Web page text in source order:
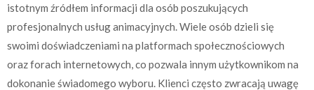
istotnym źródłem informacji dla osób poszukujących
profesjonalnych usług animacyjnych. Wiele osób dzieli się
swoimi doświadczeniami na platformach społecznościowych
oraz forach internetowych, co pozwala innym użytkownikom na
dokonanie świadomego wyboru. Klienci często zwracają uwagę